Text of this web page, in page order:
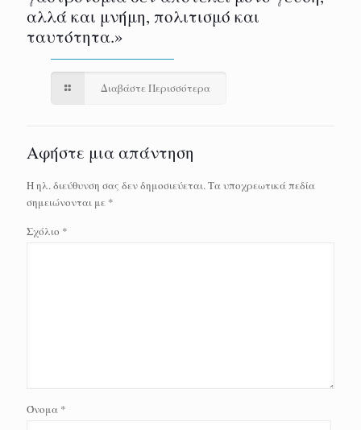
αλλά και μνήμη, πολιτισμό και
ταυτότητα.»
Διαβάστε Περισσότερα
Αφήστε μια απάντηση
Η ηλ. διεύθυνση σας δεν δημοσιεύεται.Τα υποχρεωτικά πεδία
σημειώνονται με *
Σχόλιο *
Όνομα *